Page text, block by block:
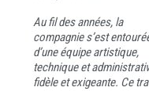
Au fil des années, la
compagnie s’est
d’une équipe artistique,
technique et
fidèle et exigeante. Ce